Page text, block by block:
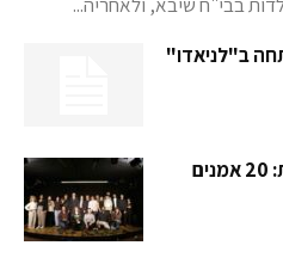
ב"לניאדו"
נתניה ממשיכה לתמוך באמנות: 20 אמנים